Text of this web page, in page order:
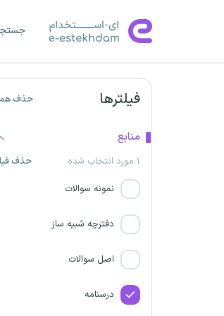
فیلترها حذف
منابع
۱ مورد انتخاب شده
حذف
نمونه سوالات
دفترچه شبیه ساز
اصل سوالات
درسنامه
دانشگاه علوم پزشکی زاهدان
توسن سمنگان
دانشگاه علوم پزشکی تربت
فارس